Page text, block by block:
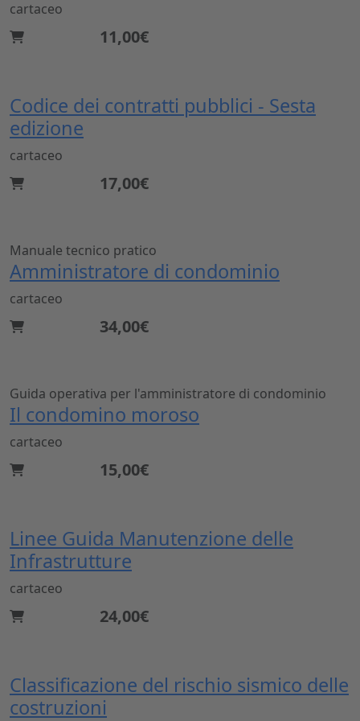
cartaceo
11,00€
Codice dei contratti pubblici - Sesta
edizione
cartaceo
17,00€
Manuale tecnico pratico
Amministratore di condominio
cartaceo
34,00€
Guida operativa per l'amministratore di condominio
Il condomino moroso
cartaceo
15,00€
Linee Guida Manutenzione delle
Infrastrutture
cartaceo
24,00€
Classificazione del rischio sismico delle
costruzioni